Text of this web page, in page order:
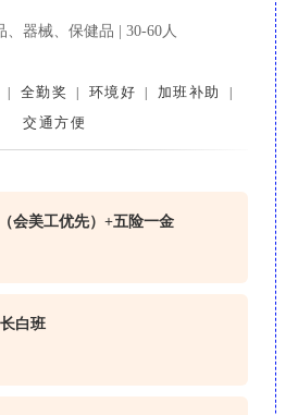
、器械、保健品 | 30-60人
全勤奖 环境好 加班补助
交通方便
会美工优先）+五险一金
白班